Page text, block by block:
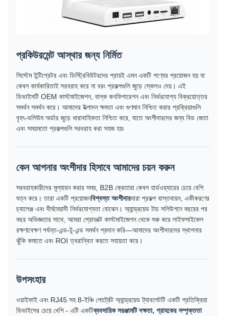
প্রকিউরমেন্ট আস্থার জন্য নির্মিত
সিস্টেম ইন্টিগ্রেটর এবং ডিস্ট্রিবিউটরদের প্রায়ই এমন একটি পণ্যের প্রয়োজন হয় যা
কেবল কার্যকারিতাই সরবরাহ করে না বরং প্রকল্পগুলি জুড়ে স্কেলও দেয়। এই
ডিভাইসটি OEM কাস্টমাইজেশন, বাল্ক কনফিগারেশন এবং নির্ভরযোগ্য বিক্রয়োত্তর
সমর্থন সমর্থন করে। আমাদের উত্পাদন ক্ষমতা এবং গুণমান নিশ্চিত করার প্রক্রিয়াগুলি
বৃহৎ-ভলিউম অর্ডার জুড়ে ধারাবাহিকতা নিশ্চিত করে, যাতে অংশীদারদের জন্য বিড জেতা
এবং সময়মতো প্রকল্পগুলি সরবরাহ করা সহজ হয়৷
কেন আপনার অংশীদার হিসাবে আমাদের চয়ন করুন
সরবরাহকারীদের মূল্যায়ন করার সময়, B2B ক্রেতারা কেবল হার্ডওয়্যারের চেয়ে বেশি
যত্ন করে। তারা একটি প্রয়োজনবিশ্বস্ত অংশীদারযারা প্রকল্প বাস্তবায়ন, একীকরণের
চ্যালেঞ্জ এবং দীর্ঘমেয়াদী নির্ভরযোগ্যতা বোঝেন। অ্যান্ড্রয়েড টাচ সলিউশনে বছরের পর
বছর অভিজ্ঞতার সাথে, আমরা প্রোডাক্ট কাস্টমাইজেশন থেকে শুরু করে লাইফসাইকেল
রক্ষণাবেক্ষণ পর্যন্ত-এন্ড-টু-এন্ড সমর্থন প্রদান করি—আমাদের অংশীদারদের স্থাপনার
ঝুঁকি কমাতে এবং ROI ত্বরান্বিত করতে সহায়তা করে।
উপসংহার
ওয়াইফাই এবং RJ45 সহ 8-ইঞ্চি পোর্ট্রেট অ্যান্ড্রয়েড ট্যাবলেটটি একটি প্রতিক্রিয়া
ডিভাইসের চেয়ে বেশি - এটি একটিব্যবসায়িক সরঞ্জামটি দক্ষতা, গ্রাহকের সম্পৃক্ততা